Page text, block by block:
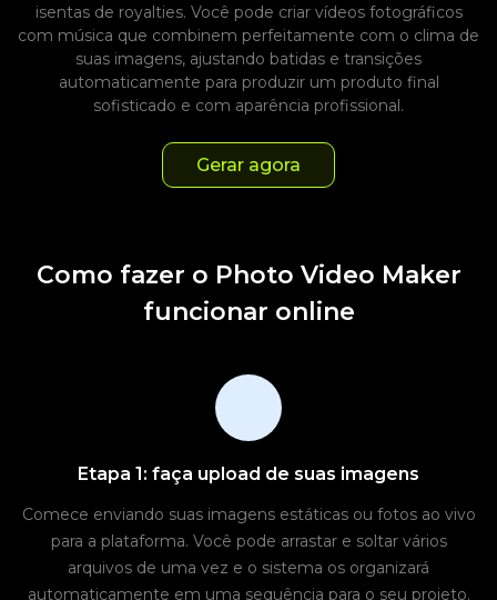
isentas de royalties. Você pode criar vídeos fotográficos
com música que combinem perfeitamente com o clima de
suas imagens, ajustando batidas e transições
automaticamente para produzir um produto final
sofisticado e com aparência profissional.
Gerar agora
Como fazer o Photo Video Maker
funcionar online
Etapa 1: faça upload de suas imagens
Comece enviando suas imagens estáticas ou fotos ao vivo
para a plataforma. Você pode arrastar e soltar vários
arquivos de uma vez e o sistema os organizará
automaticamente em uma sequência para o seu projeto.